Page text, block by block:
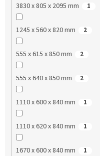
3830 x 805 x 2095 mm 1
1245 x 560 x 820 mm 2
555 x 615 x 850 mm 2
555 x 640 x 850 mm 2
1110 x 600 x 840 mm 1
1110 x 620 x 840 mm 1
1670 x 600 x 840 mm 1